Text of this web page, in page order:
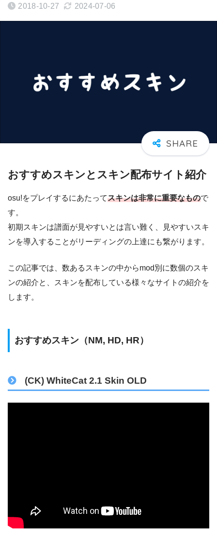
2018-10-27 2024-07-06
おすすめスキンとスキン配布サイト紹介
osu!をプレイするにあたってスキンは非常に重要なもので
す。
初期スキンは譜面が見やすいとは言い難く、見やすいスキ
ンを導入することがリーディングの上達にも繋がります。
この記事では、数あるスキンの中からmod別に数個のスキ
ンの紹介と、スキンを配布している様々なサイトの紹介を
します。
おすすめスキン（NM, HD, HR）
(CK) WhiteCat 2.1 Skin OLD